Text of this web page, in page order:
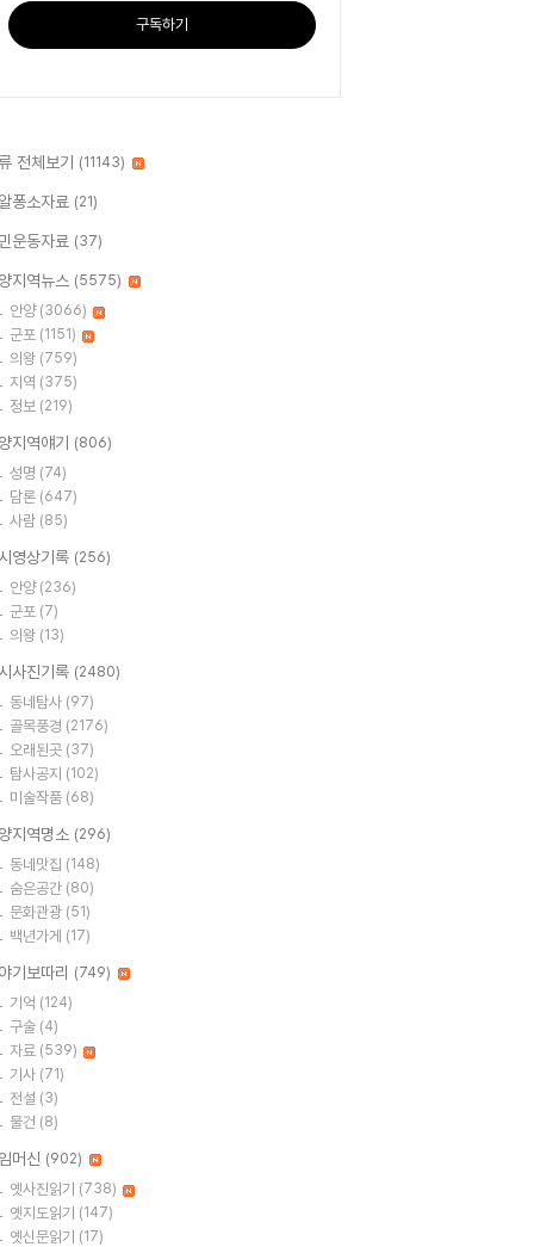
구독하기
전체보기 (11143)
퐁소자료 (21)
운동자료 (37)
지역뉴스 (5575)
안양 (3066)
군포 (1151)
의왕 (759)
지역 (375)
정보 (219)
지역얘기 (806)
성명 (74)
담론 (647)
사람 (85)
영상기록 (256)
안양 (236)
군포 (7)
의왕 (13)
사진기록 (2480)
동네탐사 (97)
골목풍경 (2176)
오래된곳 (37)
탐사공지 (102)
미술작품 (68)
지역명소 (296)
동네맛집 (148)
숨은공간 (80)
문화관광 (51)
백년가게 (17)
기보따리 (749)
기억 (124)
구술 (4)
자료 (539)
기사 (71)
전설 (3)
물건 (8)
머신 (902)
옛사진읽기 (738)
옛지도읽기 (147)
옛신문읽기 (17)